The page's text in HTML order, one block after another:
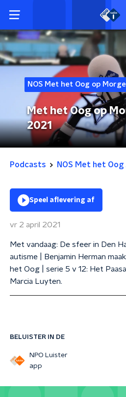
NOS Met het Oog op
Met het Oog op
2021
Podcasts NOS Met het Oog
BELUISTER IN DE
NPO Luister
app
Speel aflevering af
vr 2 april 2021
Met vandaag: De sfeer in Den
autisme | Benjamin Herman
het Oog | serie 5 v 12: Het
Marcia Luyten.